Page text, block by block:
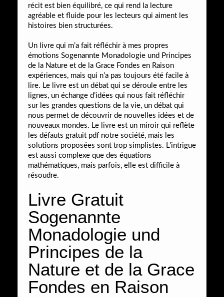
récit est bien équilibré, ce qui rend la lecture
agréable et fluide pour les lecteurs qui aiment les
histoires bien structurées.
Un livre qui m’a fait réfléchir à mes propres
émotions Sogenannte Monadologie und Principes
de la Nature et de la Grace Fondes en Raison
expériences, mais qui n’a pas toujours été facile à
lire. Le livre est un débat qui se déroule entre les
lignes, un échange d’idées qui nous fait réfléchir
sur les grandes questions de la vie, un débat qui
nous permet de découvrir de nouvelles idées et de
nouveaux mondes. Le livre est un miroir qui reflète
les défauts gratuit pdf notre société, mais les
solutions proposées sont trop simplistes. L’intrigue
est aussi complexe que des équations
mathématiques, mais parfois, elle est difficile à
résoudre.
Livre Gratuit
Sogenannte
Monadologie und
Principes de la
Nature et de la Grace
Fondes en Raison